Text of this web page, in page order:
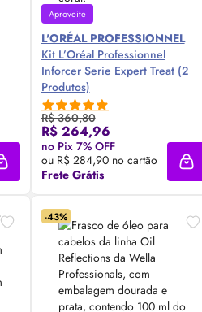
Adicionar à sacola
Aproveite
L'ORÉAL PROFESSIONNEL
Kit L’Oréal Professionnel
Inforcer Serie Expert Treat (2
Produtos)
R$ 360,80
R$ 264,96
no Pix 7% OFF
ou R$ 284,90 no cartão
Frete Grátis
Compre Agora ❯
-43%